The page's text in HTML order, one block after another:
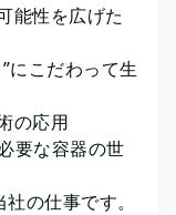
能性を広げた
にこだわって生
の応用
要な容器の世
の仕事です。